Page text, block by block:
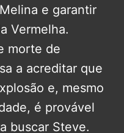
e garantir
Vermelha.
morte de
a acreditar que
e, mesmo
é provável
buscar Steve.